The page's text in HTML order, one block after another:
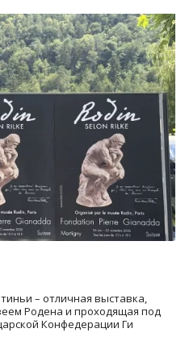
– отличная выставка,
Родена и проходящая под
Конфедерации Ги